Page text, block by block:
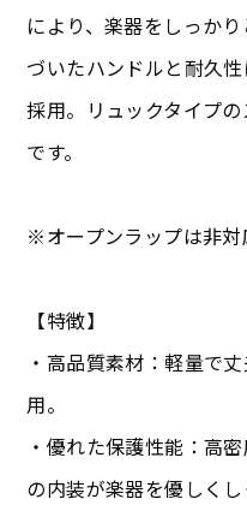
により、楽器をしっか
づいたハンドルと耐久
採用。リュックタイプ
です。
※オープンラップは非対
【特徴】
・高品質素材：軽量で
用。
・優れた保護性能：高
の内装が楽器を優しくし